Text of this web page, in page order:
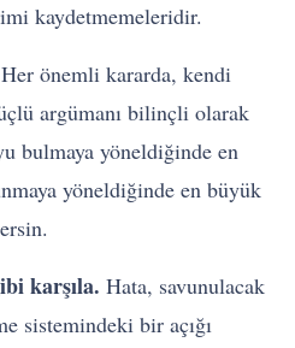
kaydetmemeleridir.
Her önemli kararda, kendi
argümanı bilinçli olarak
bulmaya yöneldiğinde en
yöneldiğinde en büyük
karşıla. Hata, savunulacak
sistemindeki bir açığı